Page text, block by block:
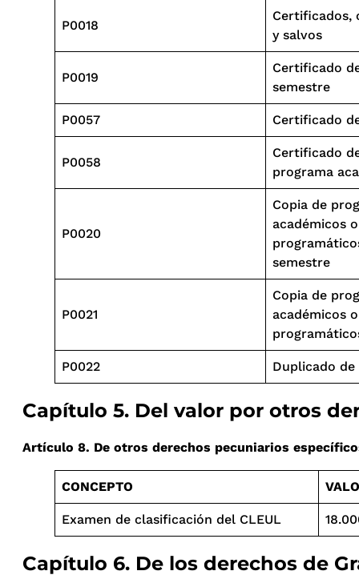
P0018
Certificados,
y salvos
P0019
Certificado
semestre
P0057 Certificado
P0058
Certificado
programa
P0020
Copia de
académicos
semestre
P0021
Copia de
académicos
P0022 Duplicado de
Capítulo 5. Del valor por otros
Artículo 8. De otros derechos pecuniarios
CONCEPTO
Examen de clasificación del CLEUL
Capítulo 6. De los derechos de